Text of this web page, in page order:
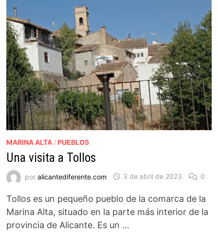
MARINA ALTA/ PUEBLOS
Una visita a Tollos
por alicantediferente.com 3 de abril de 2023 0
Tollos es un pequeño pueblo de la comarca de la
Marina Alta, situado en la parte más interior de la
provincia de Alicante. Es un …